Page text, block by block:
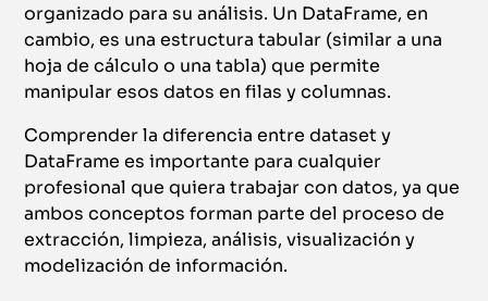
organizado para su análisis. Un DataFrame, en
cambio, es una estructura tabular (similar a una
hoja de cálculo o una tabla) que permite
manipular esos datos en filas y columnas.
Comprender la diferencia entre dataset y
DataFrame es importante para cualquier
profesional que quiera trabajar con datos, ya que
ambos conceptos forman parte del proceso de
extracción, limpieza, análisis, visualización y
modelización de información.